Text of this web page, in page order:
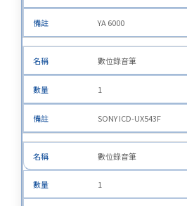
YA 6000
數位錄音筆
1
SONY ICD-UX543F
數位錄音筆
1